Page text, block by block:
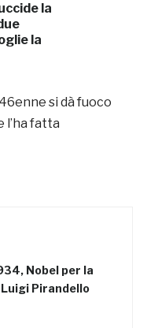
la
la
si dà fuoco
l’ha fatta
Nobel per la
Pirandello